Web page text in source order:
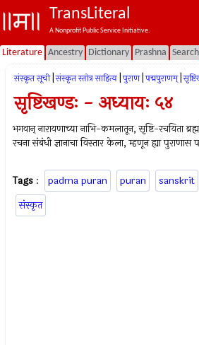
TransLiteral
A Nonprofit Public Service Initiative.
Literature Ancestry Dictionary Prashna Search
संस्कृत सूची संस्कृत स्तोत्र साहित्य पुराण पद्मपुराणम्
सृष्टिखण्डः - अध्यायः ५४
भगवान् नारायणाच्या नाभि-कमलातून, सृष्टि-रचयिता
रचना संबंधी ज्ञानाचा विस्तार केला, म्हणून ह्या पुराणास
Tags : padma puran puran sanskrit
संस्कृत